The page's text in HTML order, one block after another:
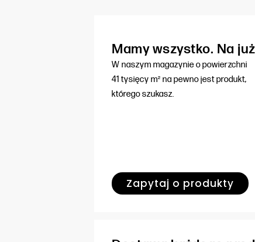
Mamy wszystko. Na
W naszym magazynie o powierzchni
41 tysięcy m² na pewno jest produkt,
którego szukasz.
Zapytaj o produkty